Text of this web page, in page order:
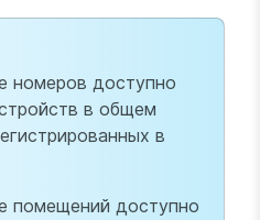
номеров доступно
в общем
в
помещений доступно